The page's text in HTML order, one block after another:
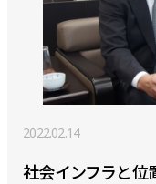
2022.02.14
社会インフラと位